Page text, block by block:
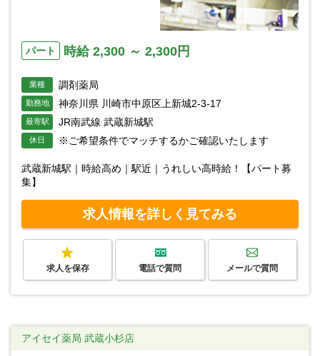
パート 時給 2,300 ～ 2,300円
業種 調剤薬局
勤務地 神奈川県 川崎市中原区上新城2-3-17
最寄駅 JR南武線 武蔵新城駅
休日 ※ご希望条件でマッチするかご確認いたします
武蔵新城駅｜時給高め｜駅近｜うれしい高時給！【パート募
集】
求人情報を詳しく見てみる
求人を保存 電話で質問 メールで質問
アイセイ薬局 武蔵小杉店